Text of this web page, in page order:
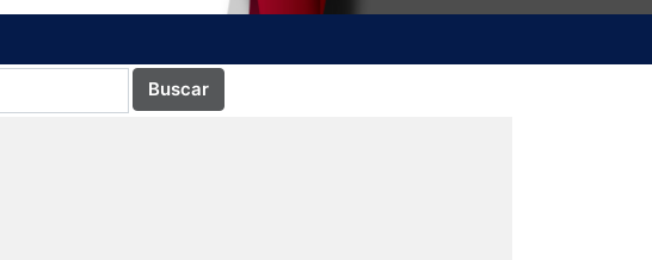
Buscar